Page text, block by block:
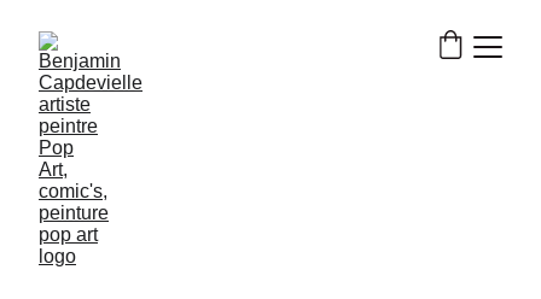
CAPDEVIELLE